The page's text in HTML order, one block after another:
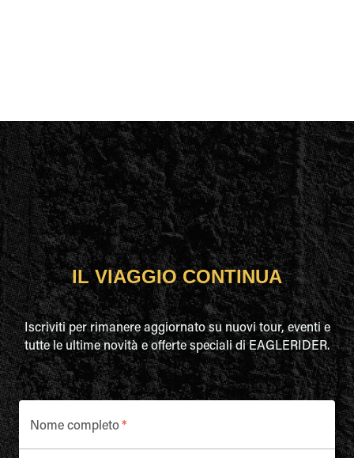
IL VIAGGIO CONTINUA
Iscriviti per rimanere aggiornato su nuovi tour, eventi e
tutte le ultime novità e offerte speciali di EAGLERIDER.
Nome completo*